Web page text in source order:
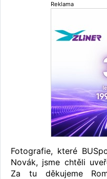
Reklama
Fotografie, které
Novák, jsme chtěli
Za tu děkujeme